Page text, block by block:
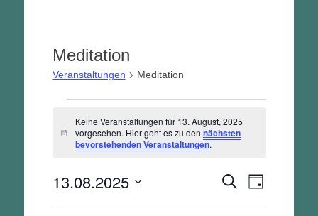
Meditation
Veranstaltungen Meditation
2025
Hinweis
Keine Veranstaltungen für 13. August, 2025
vorgesehen. Hier geht es zu den nächsten
bevorstehenden Veranstaltungen.
Suche
Ansichten-
Navigation
Tag
13.08.2025